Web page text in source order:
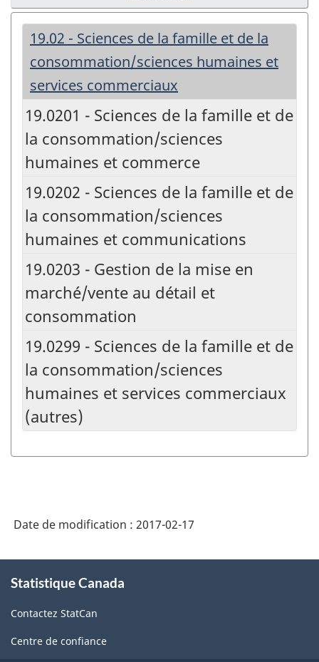
19.02 - Sciences de la famille et de la
consommation/sciences humaines et
services commerciaux
19.0201 - Sciences de la famille et de
la consommation/sciences
humaines et commerce
19.0202 - Sciences de la famille et de
la consommation/sciences
humaines et communications
19.0203 - Gestion de la mise en
marché/vente au détail et
consommation
19.0299 - Sciences de la famille et de
la consommation/sciences
humaines et services commerciaux
(autres)
Date de modification : 2017-02-17
propos
ce
site
Statistique Canada
Contactez StatCan
Centre de confiance